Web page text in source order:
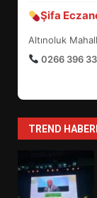
Şifa
Altınoluk
0266 396
TREND
7
1